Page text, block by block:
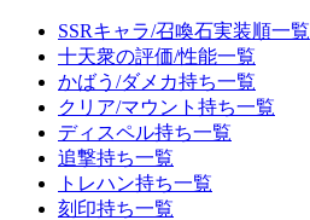
SSRキャラ/召喚石実装順一覧
十天衆の評価/性能一覧
かばう/ダメカ持ち一覧
クリア/マウント持ち一覧
ディスペル持ち一覧
追撃持ち一覧
トレハン持ち一覧
刻印持ち一覧